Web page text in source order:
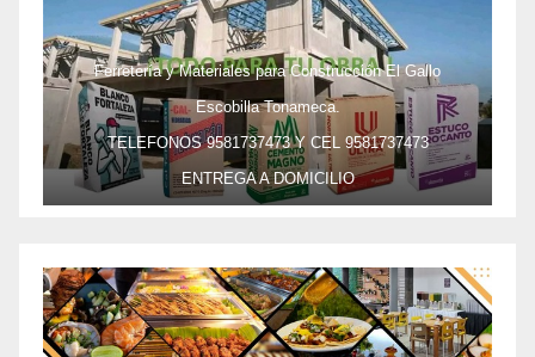
Ferretería y Materiales para Construcción El Gallo
Escobilla Tonameca.
TELEFONOS 9581737473 Y CEL 9581737473
ENTREGA A DOMICILIO